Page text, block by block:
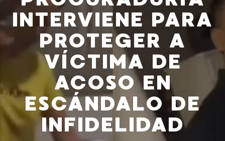
CANCIÓN ACTUAL
TÍTULO
ARTISTA
INTERVIENE PARA
PROTEGER A
VÍCTIMA DE
ACOSO EN
ESCÁNDALO DE
INFIDELIDAD